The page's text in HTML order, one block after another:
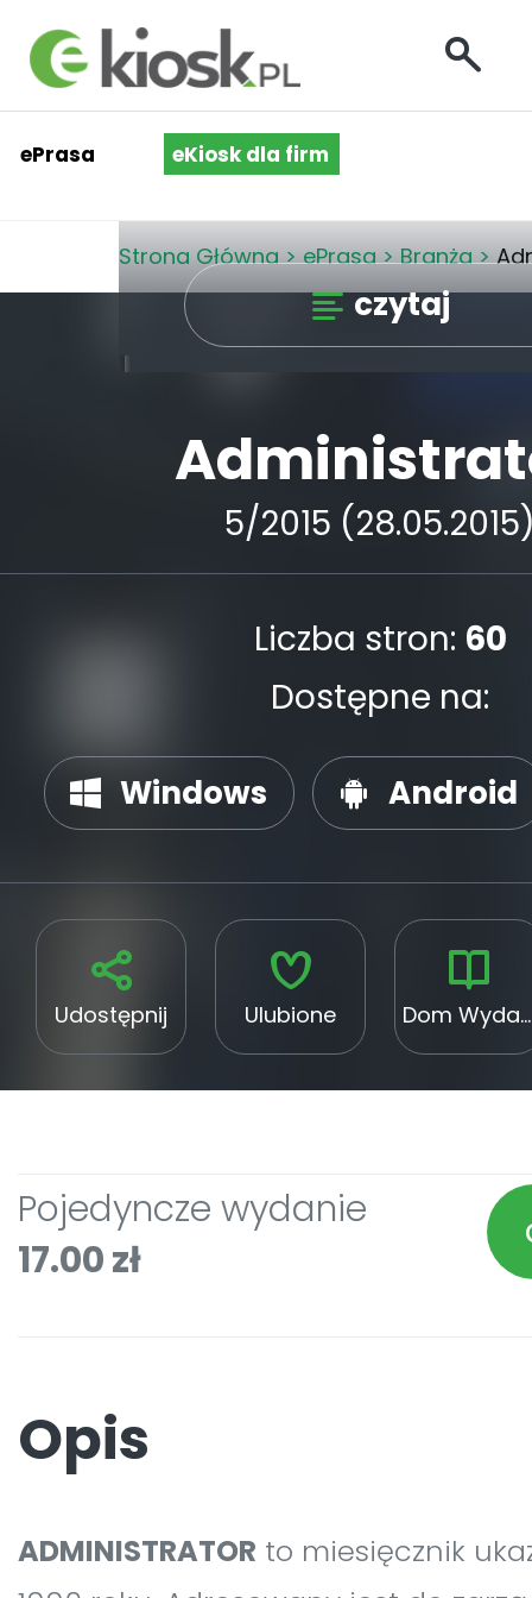
ePrasa eKiosk dla firm
Strona Główna > ePrasa > Branża >
czytaj
5/2015
Liczba stron: 60
Dostępne na:
Windows Android
Udostępnij Ulubione Dom Wydawniczy Medium
Pojedyncze wydanie
17.00 zł
Opis
ADMINISTRATOR to miesięcznik